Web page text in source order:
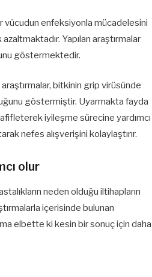
enfeksiyonla mücadelesini
Yapılan araştırmalar
göstermektedir.
bitkinin grip virüsünde
göstermiştir. Uyarmakta fayda
iyileşme sürecine yardımcı
nefes alışverişini kolaylaştırır.
olur
neden olduğu iltihapların
içerisinde bulunan
elbette ki kesin bir sonuç için daha